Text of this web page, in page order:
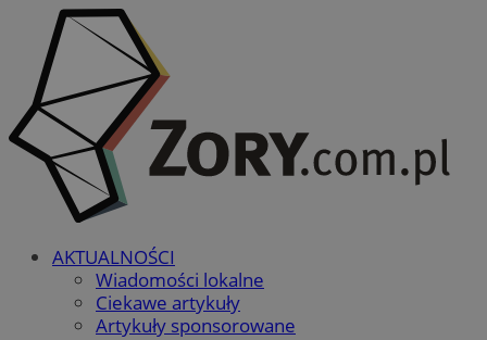
AKTUALNOŚCI
Wiadomości lokalne
Ciekawe artykuły
Artykuły sponsorowane